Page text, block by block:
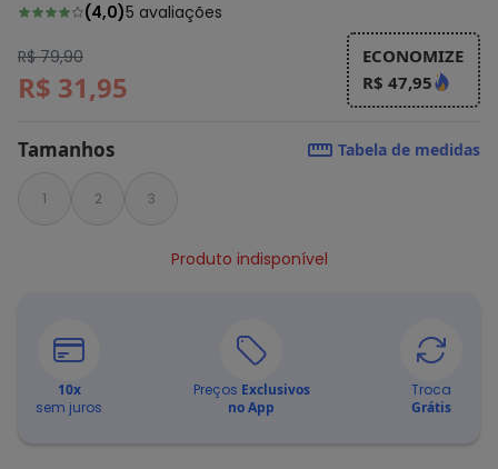
(4,0)5 avaliações
R$ 79,90
R$ 31,95
ECONOMIZE
R$ 47,95
Tamanhos Tabela de medidas
1 2 3
Produto indisponível
10x
sem juros
Preços Exclusivos
no App
Troca
Grátis